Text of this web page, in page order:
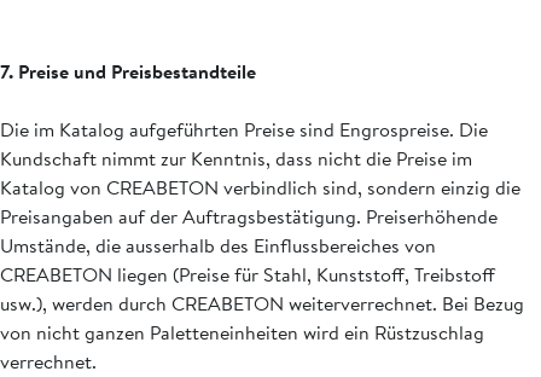
7. Preise und Preisbestandteile
Die im Katalog aufgeführten Preise sind Engrospreise. Die
Kundschaft nimmt zur Kenntnis, dass nicht die Preise im
Katalog von CREABETON verbindlich sind, sondern einzig die
Preisangaben auf der Auftragsbestätigung. Preiserhöhende
Umstände, die ausserhalb des Einflussbereiches von
CREABETON liegen (Preise für Stahl, Kunststoff, Treibstoff
usw.), werden durch CREABETON weiterverrechnet. Bei Bezug
von nicht ganzen Paletteneinheiten wird ein Rüstzuschlag
verrechnet.